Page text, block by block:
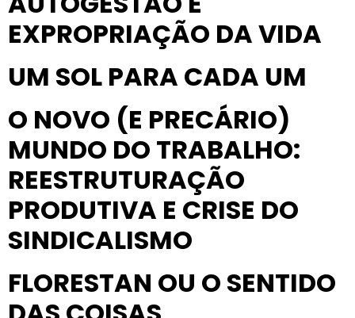
EXPROPRIAÇÃO DA VIDA
UM SOL PARA CADA UM
O NOVO (E PRECÁRIO)
MUNDO DO TRABALHO:
REESTRUTURAÇÃO
PRODUTIVA E CRISE DO
SINDICALISMO
FLORESTAN OU O SENTIDO